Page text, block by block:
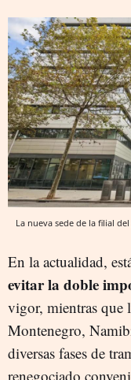
La nueva sede de la filial
En la actualidad,
evitar la doble
vigor, mientras que
Montenegro,
diversas fases de
renegociado